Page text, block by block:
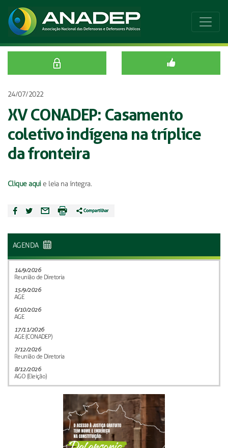
24/07/2022
XV CONADEP: Casamento
coletivo indígena na tríplice
da fronteira
Clique aquie leia na íntegra.
AGENDA
14/9/2026
Reunião de Diretoria
15/9/2026
AGE
6/10/2026
AGE
17/11/2026
AGE (CONADEP)
7/12/2026
Reunião de Diretoria
8/12/2026
AGO (Eleição)